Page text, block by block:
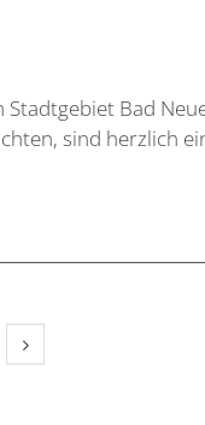
Bad
sind herzlich
Nächste Seite